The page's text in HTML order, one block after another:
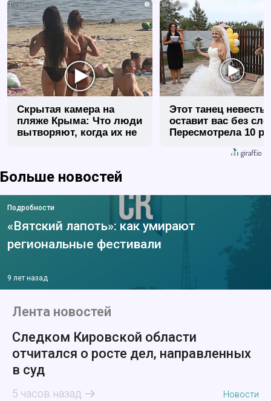
i
Скрытая камера на
пляже Крыма: Что люди
вытворяют, когда их не
Этот танец невесты
оставит вас без
Пересмотрела 10
Больше новостей
Подробности
«Вятский лапоть»: как умирают
региональные фестивали
9 лет назад
Лента новостей
Следком Кировской области
отчитался о росте дел, направленных
в суд
5 часов назад Новости